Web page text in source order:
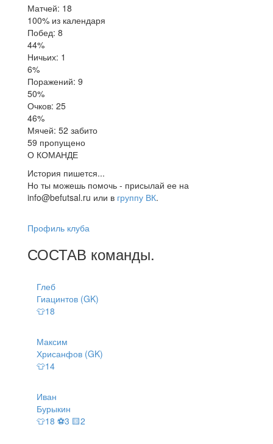
Матчей: 18
100% из календаря
Побед: 8
44%
Ничьих: 1
6%
Поражений: 9
50%
Очков: 25
46%
Мячей: 52 забито
59 пропущено
О КОМАНДЕ
История пишется...
Но ты можешь помочь - присылай ее на
info@befutsal.ru или в группу ВК.
Профиль клуба
СОСТАВ команды.
Глеб
Гиацинтов (GK)
👕18
Максим
Хрисанфов (GK)
👕14
Иван
Бурыкин
👕18 ⚽3 🟨2